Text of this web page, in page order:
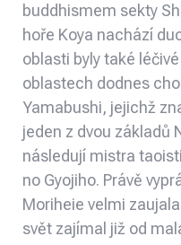
buddhismem sekty
hoře Koya nachází
oblasti byly také
oblastech dodnes
Yamabushi, jejichž
jeden z dvou základů
následují mistra
no Gyojiho. Právě
Moriheie velmi
svět zajímal již od